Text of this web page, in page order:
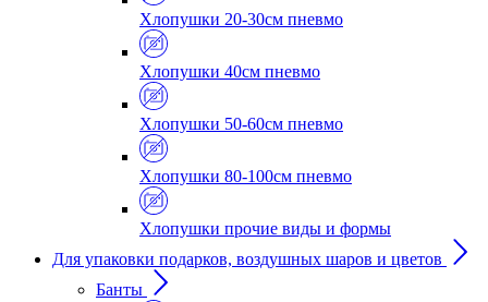
Хлопушки 20-30см пневмо
Хлопушки 40см пневмо
Хлопушки 50-60см пневмо
Хлопушки 80-100см пневмо
Хлопушки прочие виды и формы
Для упаковки подарков, воздушных шаров и цветов
Банты